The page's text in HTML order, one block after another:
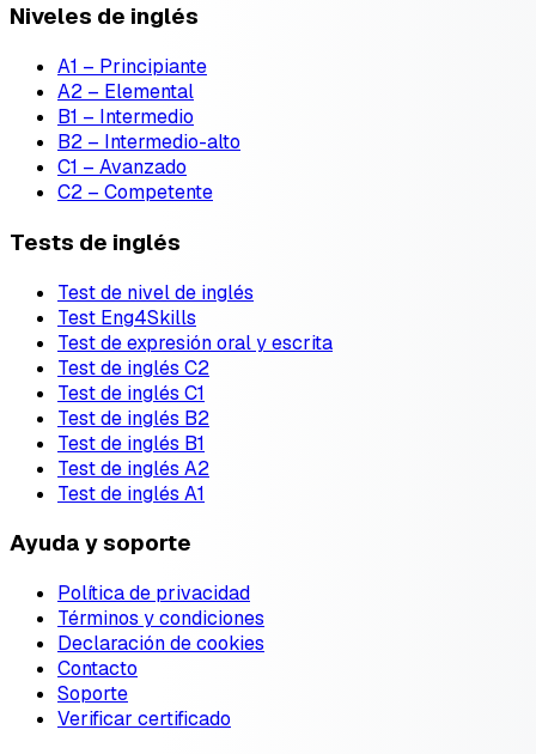
Niveles de inglés
A1 – Principiante
A2 – Elemental
B1 – Intermedio
B2 – Intermedio-alto
C1 – Avanzado
C2 – Competente
Tests de inglés
Test de nivel de inglés
Test Eng4Skills
Test de expresión oral y escrita
Test de inglés C2
Test de inglés C1
Test de inglés B2
Test de inglés B1
Test de inglés A2
Test de inglés A1
Ayuda y soporte
Política de privacidad
Términos y condiciones
Declaración de cookies
Contacto
Soporte
Verificar certificado